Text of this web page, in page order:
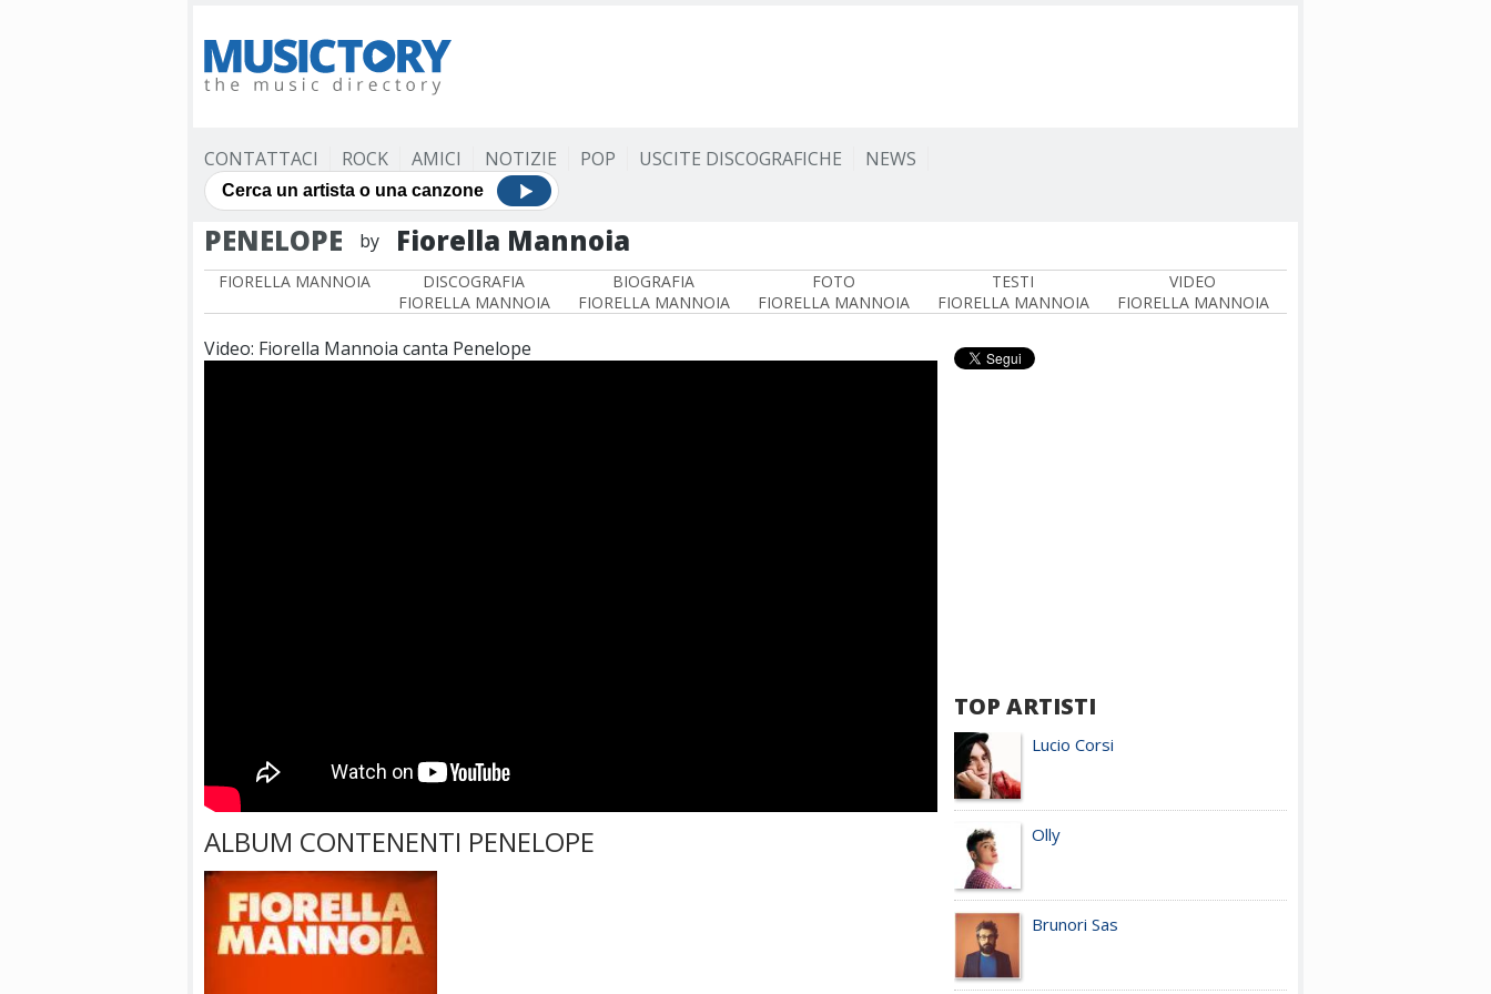
CONTATTACI ROCK AMICI NOTIZIE POP USCITE DISCOGRAFICHE NEWS
PENELOPE by Fiorella Mannoia
FIORELLA MANNOIA
DISCOGRAFIA
FIORELLA MANNOIA
BIOGRAFIA
FIORELLA MANNOIA
FOTO
FIORELLA MANNOIA
TESTI
FIORELLA MANNOIA
VIDEO
FIORELLA MANNOIA
Video: Fiorella Mannoia canta Penelope
ALBUM CONTENENTI PENELOPE
TOP ARTISTI
Lucio Corsi
Olly
Brunori Sas